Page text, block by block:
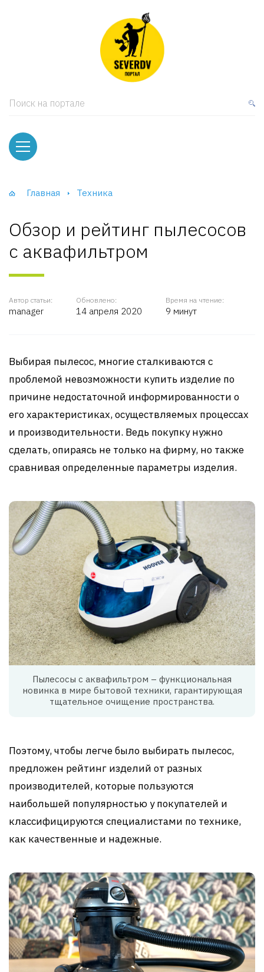
Поиск на портале
Главная Техника
Обзор и рейтинг пылесосов
с аквафильтром
Автор статьи:
manager
Обновлено:
14 апреля 2020
Время на чтение:
9 минут
Выбирая пылесос, многие сталкиваются с
проблемой невозможности купить изделие по
причине недостаточной информированности о
его характеристиках, осуществляемых процессах
и производительности. Ведь покупку нужно
сделать, опираясь не только на фирму, но также
сравнивая определенные параметры изделия.
Пылесосы с аквафильтром – функциональная
новинка в мире бытовой техники, гарантирующая
тщательное очищение пространства.
Поэтому, чтобы легче было выбирать пылесос,
предложен рейтинг изделий от разных
производителей, которые пользуются
наибольшей популярностью у покупателей и
классифицируются специалистами по технике,
как качественные и надежные.
и тумбы
и Шкафы-Купе